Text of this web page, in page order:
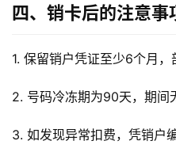
讯
多
页
四、销卡后的注意事
1. 保留销户凭证至少6个月
2. 号码冷冻期为90天，期间
3. 如发现异常扣费，凭销户